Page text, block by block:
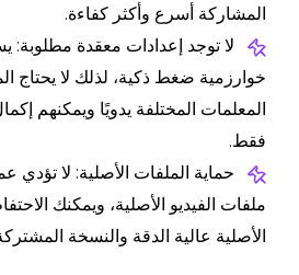
المشاركة أسرع وأكثر كفاءة.
خوارزمية ضغط ذكية، لذلك لا
المعلمات المختلفة يدويًا ويمكنهم
فقط.
حماية الملفات الأصلية: لا تؤدي
ملفات الفيديو الأصلية، ويمكنك
الأصلية عالية الدقة والنسخة